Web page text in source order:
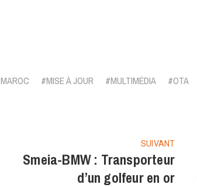
MAROC MISE À JOUR MULTIMÉDIA
OTA
SUIVANT
Smeia-BMW : Transporteur
d’un golfeur en or